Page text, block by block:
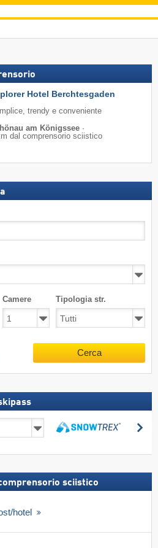
Hotel Berchtesgaden
trendy e conveniente
am Königssee ·
dal comprensorio sciistico
Camere Tipologia str.
Cerca
sciistico
hotel